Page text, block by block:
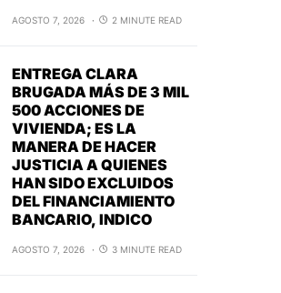
AGOSTO 7, 2026 2 MINUTE READ
ENTREGA CLARA
BRUGADA MÁS DE 3 MIL
500 ACCIONES DE
VIVIENDA; ES LA
MANERA DE HACER
JUSTICIA A QUIENES
HAN SIDO EXCLUIDOS
DEL FINANCIAMIENTO
BANCARIO, INDICO
AGOSTO 7, 2026 3 MINUTE READ